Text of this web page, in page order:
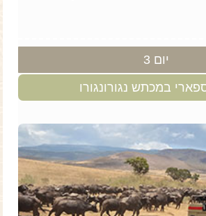
במכתש נגורונגורו
יום 3